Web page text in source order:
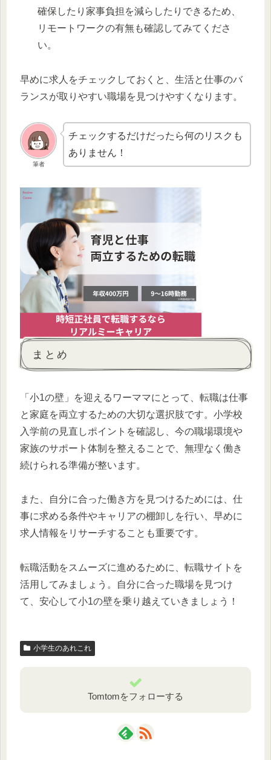
確保したり家事負担を減らしたりできるため、
リモートワークの有無も確認してみてくださ
い。
早めに求人をチェックしておくと、生活と仕事のバ
ランスが取りやすい職場を見つけやすくなります。
筆者
チェックするだけだったら何のリスクも
ありません！
まとめ
「小1の壁」を迎えるワーママにとって、転職は仕事
と家庭を両立するための大切な選択肢です。小学校
入学前の見直しポイントを確認し、今の職場環境や
家族のサポート体制を整えることで、無理なく働き
続けられる準備が整います。
また、自分に合った働き方を見つけるためには、仕
事に求める条件やキャリアの棚卸しを行い、早めに
求人情報をリサーチすることも重要です。
転職活動をスムーズに進めるために、転職サイトを
活用してみましょう。自分に合った職場を見つけ
て、安心して小1の壁を乗り越えていきましょう！
小学生のあれこれ
Tomtomをフォローする